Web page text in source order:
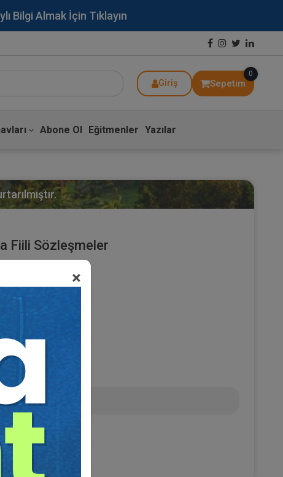
Bilgi Almak İçin Tıklayın
Giriş Sepetim
0
Abone Ol Eğitmenler Yazılar
×
Fiili Sözleşmeler